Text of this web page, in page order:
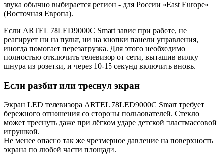
звука обычно выбирается регион - для России «East Europe»
(Восточная Европа).
Если ARTEL 78LED9000C Smart завис при работе, не
реагирует ни на пульт, ни на кнопки панели управления,
иногда помогает перезагрузка. Для этого необходимо
полностью отключить телевизор от сети, вытащив вилку
шнура из розетки, и через 10-15 секунд включить вновь.
Если разбит или треснул экран
Экран LED телевизора ARTEL 78LED9000C Smart требует
бережного отношения со стороны пользователей. Стекло
может треснуть даже при лёгком ударе детской пластмассовой
игрушкой.
Не менее опасно так же чрезмерное давление на поверхность
экрана по любой части площади.